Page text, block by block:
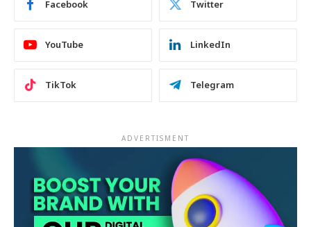
Facebook Twitter
YouTube LinkedIn
TikTok Telegram
ADVERTISMENT